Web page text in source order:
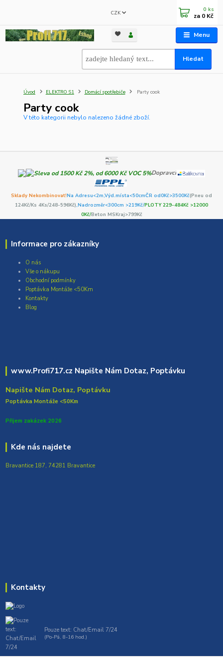
Menu
CZK
Hledat
0 ks
za 0 Kč
Úvod ELEKTRO S1 Domácí spotřebiče Party cook
Party cook
V této kategorii nebylo nalezeno žádné zboží.
Dopravci
Sklady Nekombinovat!Na Adresu<2m,Výd.místa<50cmČR od0Kč>3500Kč(Pneu od
124Kč/Ks 4Ks/248-596Kč),Nadrozměr<300cm >219Kč/PLOTY 229-484Kč >12000
0Kč/Beton MSKraj>799Kč
Informace pro zákazníky
O nás
Vše o nákupu
Obchodní podmínky
Poptávka Montáže <50Km
Kontakty
Blog
www.Profi717.cz Napište Nám Dotaz, Poptávku
Napište Nám Dotaz, Poptávku
Poptávka Montáže <50Km
Přijem zakázek 2026
Kde nás najdete
Bravantice 187, 74281 Bravantice
Kontakty
Pouze text: Chat/Email 7/24
(Po-Pá, 8-16 hod.)